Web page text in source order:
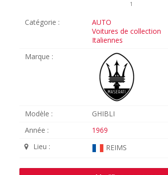
1
Catégorie :
AUTO
Voitures de collection
Italiennes
Marque :
Modèle :
GHIBLI
Année :
1969
Lieu :
REIMS